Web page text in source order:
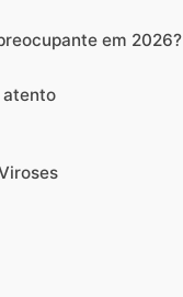
em 2026?
atento